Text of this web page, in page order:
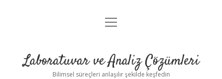
Anasayfa
Yasal Uyarı
menüyü
Laboratuvar ve Analiz Çözümleri
Bilimsel süreçleri anlaşılır şekilde keşfedin